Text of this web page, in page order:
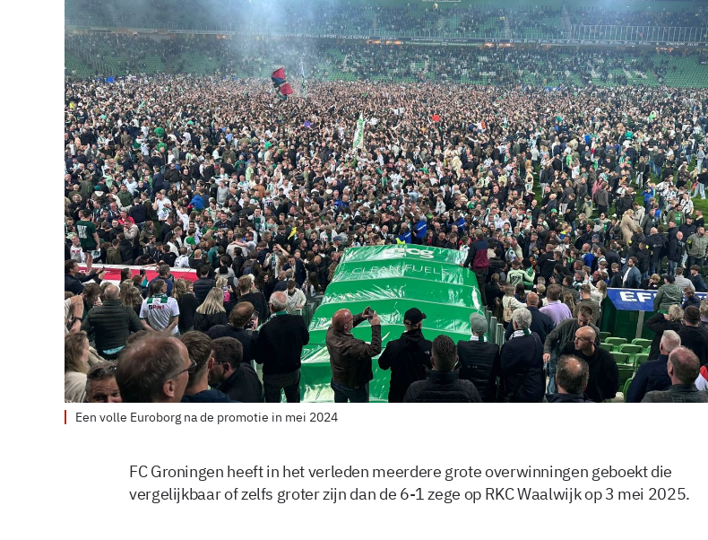
Een volle Euroborg na de promotie in mei 2024
FC Groningen heeft in het verleden meerdere grote overwinningen geboekt die
vergelijkbaar of zelfs groter zijn dan de 6-1 zege op RKC Waalwijk op 3 mei 2025.